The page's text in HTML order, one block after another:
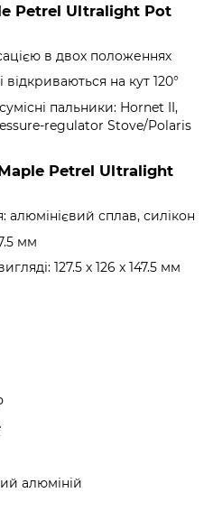
Petrel Ultralight Pot
в двох положеннях
на кут 120°
пальники: Hornet II,
regulator Stove/Polaris
Petrel Ultralight
алюмінієвий сплав, силікон
мм
127.5 x 126 x 147.5 мм
алюміній